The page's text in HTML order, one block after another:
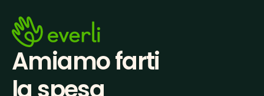
Amiamo farti